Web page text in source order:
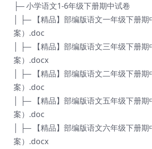
├─ 小学语文1-6年级下册期中试卷
│ ├─ 【精品】部编版语文一年级下册
案）.doc
│ ├─ 【精品】部编版语文三年级下册
案）.docx
│ ├─ 【精品】部编版语文二年级下册
案）.doc
│ ├─ 【精品】部编版语文五年级下册
案）.doc
│ ├─ 【精品】部编版语文六年级下册
案）.docx